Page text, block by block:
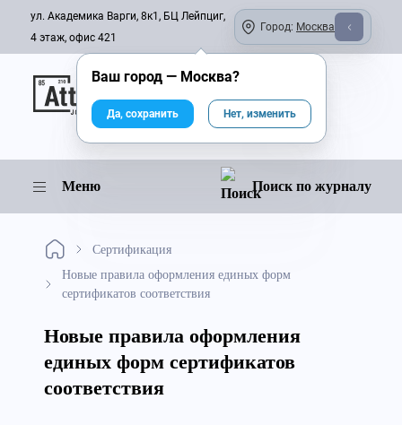
ул. Академика Варги, 8к1, БЦ Лейпциг,
4 этаж, офис 421
Город: Москва
Онлайн-журнал
Меню Поиск по журналу
Сертификация
Новые правила оформления единых форм
сертификатов соответствия
Новые правила оформления
единых форм сертификатов
соответствия
Ваш город — Москва?
Да, сохранить Нет, изменить